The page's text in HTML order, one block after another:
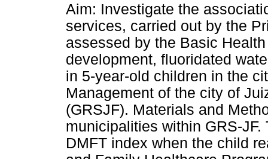
Aim: Investigate the
services, carried out by the
assessed by the Basic
development, fluoridated
in 5-year-old children in the
Management of the city of
(GRSJF). Materials and
municipalities within GRS-
DMFT index when the child